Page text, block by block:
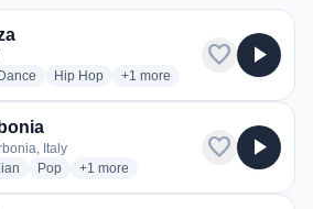
stations
Dance radio stations
Hip Hopradio stations
+1 more genres for RadioDanza
more
favorite play_arrow
Italy
stationsradio stations
Popradio stations
+1 more genres for Radio Carbonia
more
favorite play_arrow